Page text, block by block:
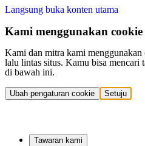
Langsung buka konten utama
Kami menggunakan cookie
Kami dan mitra kami menggunakan
lalu lintas situs. Kamu bisa mencari
di bawah ini.
Ubah pengaturan cookie Setuju
Tawaran kami